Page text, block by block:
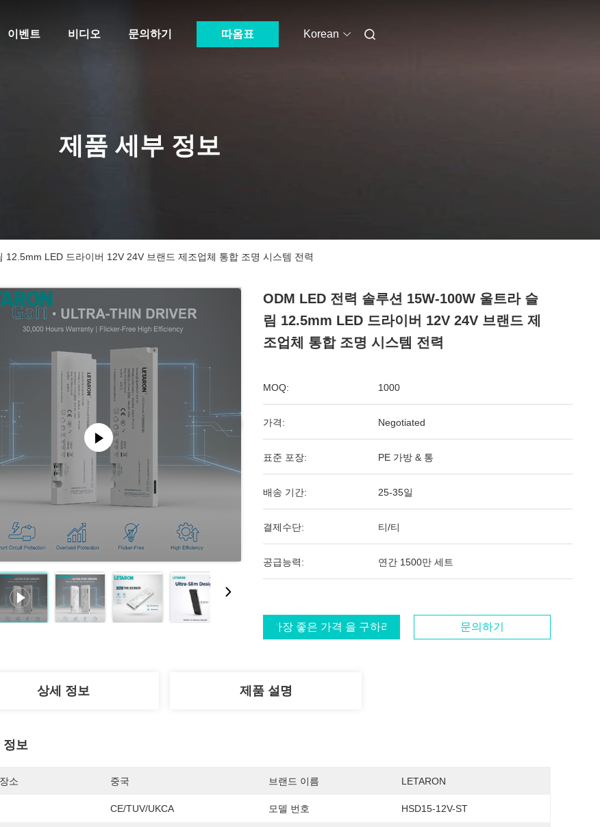
이벤트 비디오 문의하기 따옴표 Korean
제품 세부 정보
LED 드라이버 12V 24V 브랜드 제조업체 통합 조명 시스템 전력
ODM LED 전력 솔루션 15W-100W 울트라 슬
림 12.5mm LED 드라이버 12V 24V 브랜드 제
조업체 통합 조명 시스템 전력
MOQ: 1000
가격: Negotiated
표준 포장: PE 가방 & 통
배송 기간: 25-35일
결제수단: 티/티
공급능력: 연간 1500만 세트
가장 좋은 가격 을 구하라 문의하기
상세 정보 제품 설명
정보
소 중국 브랜드 이름 LETARON
CE/TUV/UKCA 모델 번호 HSD15-12V-ST